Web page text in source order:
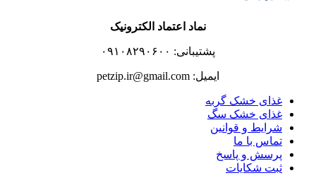
نماد اعتماد الکترونیک
پشتیبانی: ۰۹۱۰۸۲۹۰۶۰۰
ایمیل: petzip.ir@gmail.com
غذای خشک گربه
غذای خشک سگ
شرایط و قوانین
تماس با ما
پرسش و پاسخ
ثبت شکایات